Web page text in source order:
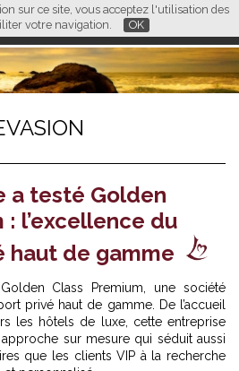
sur ce site, vous acceptez l'utilisation des
votre navigation.
OK
FR EN CN
a testé Golden
: l’excellence du
haut de gamme
Class Premium, une société
privé haut de gamme. De l’accueil
les hôtels de luxe, cette entreprise
sur mesure qui séduit aussi
que les clients VIP à la recherche